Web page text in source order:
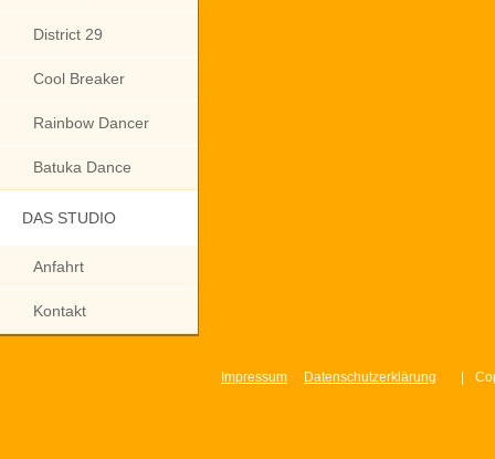
District 29
Cool Breaker
Rainbow Dancer
Batuka Dance
DAS STUDIO
Anfahrt
Kontakt
Impressum Datenschutzerklärung